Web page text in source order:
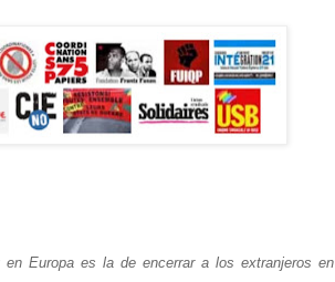
Europa es la de encerrar a los extranjeros en